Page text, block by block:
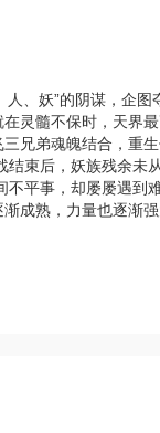
人、妖”的阴谋，企
灵髓不保时，天界
兄弟魂魄结合，重
束后，妖族残余未
平事，却屡屡遇到
成熟，力量也逐渐